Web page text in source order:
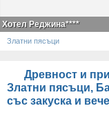
Хотел Реджина****
Златни пясъци
Древност и
Златни пясъци,
със закуска и